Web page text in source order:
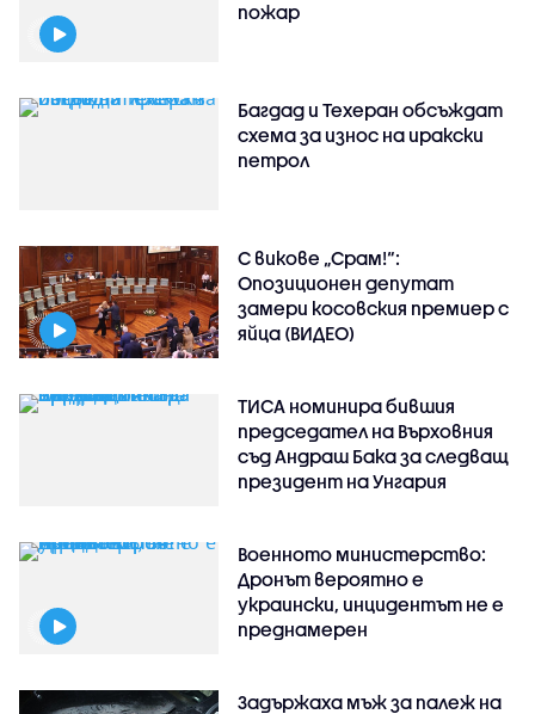
пожар
Багдад и Техеран обсъждат
схема за износ на иракски
петрол
С викове „Срам!“:
Опозиционен депутат
замери косовския премиер с
яйца (ВИДЕО)
ТИСА номинира бившия
председател на Върховния
съд Андраш Бака за следващ
президент на Унгария
Военното министерство:
Дронът вероятно е
украински, инцидентът не е
преднамерен
Задържаха мъж за палеж на